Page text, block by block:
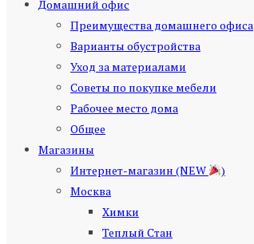
Домашний офис
Преимущества домашнего офиса
Варианты обустройства
Уход за материалами
Советы по покупке мебели
Рабочее место дома
Общее
Магазины
Интернет-магазин (NEW
)
Москва
Химки
Теплый Стан